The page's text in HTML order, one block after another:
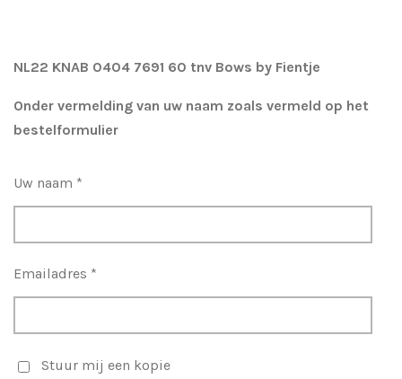
NL22 KNAB 0404 7691 60 tnv Bows by Fientje
Onder vermelding van uw naam zoals vermeld op het
bestelformulier
Uw naam *
Emailadres *
Stuur mij een kopie